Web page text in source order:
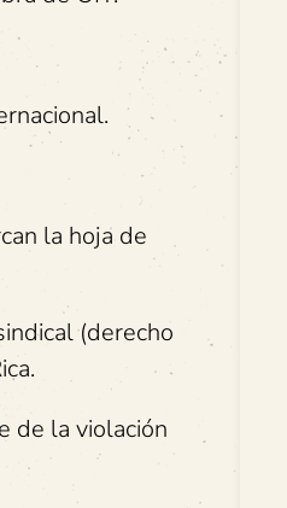
la hoja de
(derecho
de la violación